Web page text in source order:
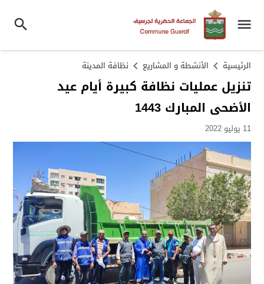
الرئيسية الأنشطة و المشاريع نظافة المدينة
تنزيل عمليات نظافة كبيرة أيام عيد
الأضحى المبارك 1443
11 يوليو 2022